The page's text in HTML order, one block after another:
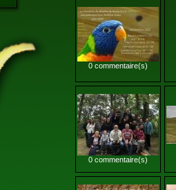
0 commentaire(s)
0 commentaire(s)